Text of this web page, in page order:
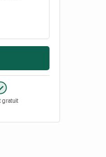
gratuit